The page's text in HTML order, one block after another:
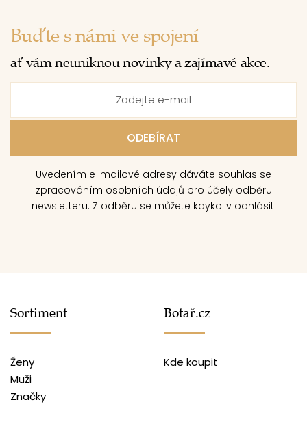
Buďte s námi ve spojení
ať vám neuniknou novinky a zajímavé akce.
Uvedením e-mailové adresy dáváte souhlas se
zpracováním osobních údajů pro účely odběru
newsletteru. Z odběru se můžete kdykoliv odhlásit.
Sortiment
Ženy
Muži
Značky
Botař.cz
Kde koupit